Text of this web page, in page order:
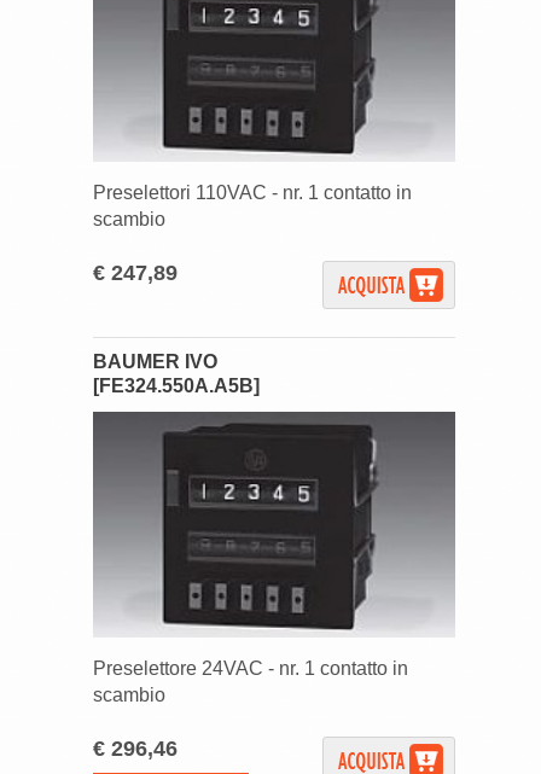
Preselettori 110VAC - nr. 1 contatto in
scambio
€ 247,89
BAUMER IVO
[FE324.550A.A5B]
Preselettore 24VAC - nr. 1 contatto in
scambio
€ 296,46